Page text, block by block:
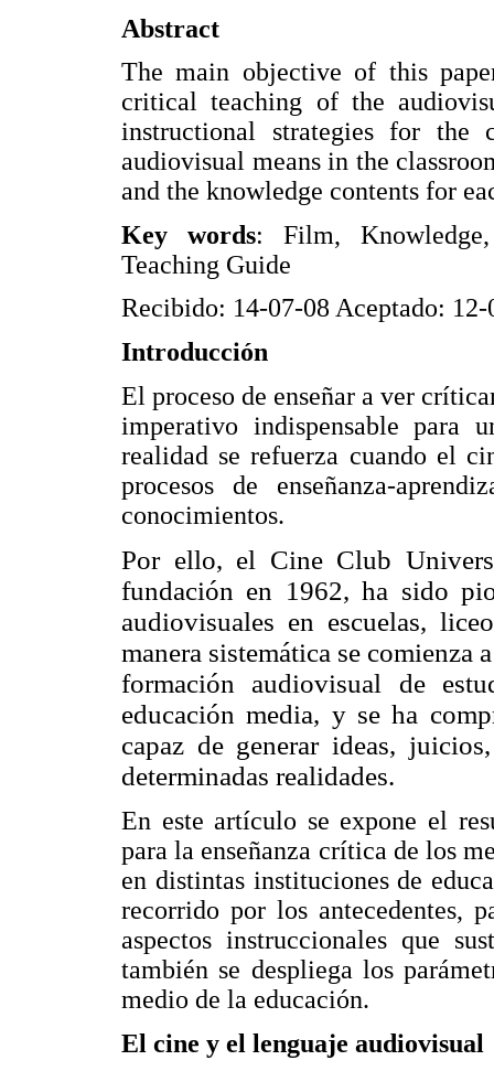
Abstract
The main objective of this
critical teaching of the
instructional strategies for
audiovisual means in the
and the knowledge contents for
Key words: Film,
Teaching Guide
Recibido: 14-07-08 Aceptado: 12-
Introducción
El proceso de enseñar a ver
imperativo indispensable para
realidad se refuerza cuando el
procesos de enseñanza-
conocimientos.
Por ello, el Cine Club
fundación en 1962, ha sido
audiovisuales en escuelas,
manera sistemática se comienza
formación audiovisual de
educación media, y se ha
capaz de generar ideas,
determinadas realidades.
En este artículo se expone el
para la enseñanza crítica de los
en distintas instituciones de
recorrido por los antecedentes,
aspectos instruccionales que
también se despliega los
medio de la educación.
El cine y el lenguaje audiovisual